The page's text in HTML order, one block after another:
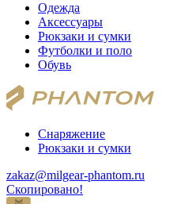
Одежда
Аксессуары
Рюкзаки и сумки
Футболки и поло
Обувь
Снаряжение
Рюкзаки и сумки
zakaz@milgear-phantom.ru
Скопировано!